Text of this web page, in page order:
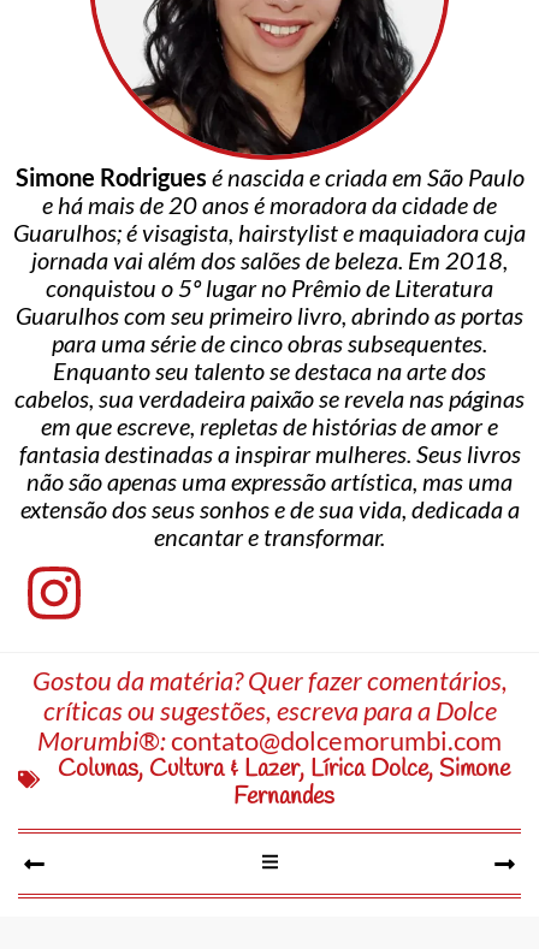
Simone Rodrigues é nascida e criada em São Paulo
e há mais de 20 anos é moradora da cidade de
Guarulhos; é visagista, hairstylist e maquiadora cuja
jornada vai além dos salões de beleza. Em 2018,
conquistou o 5º lugar no Prêmio de Literatura
Guarulhos com seu primeiro livro, abrindo as portas
para uma série de cinco obras subsequentes.
Enquanto seu talento se destaca na arte dos
cabelos, sua verdadeira paixão se revela nas páginas
em que escreve, repletas de histórias de amor e
fantasia destinadas a inspirar mulheres. Seus livros
não são apenas uma expressão artística, mas uma
extensão dos seus sonhos e de sua vida, dedicada a
encantar e transformar.
Gostou da matéria? Quer fazer comentários,
críticas ou sugestões, escreva para a Dolce
Morumbi®:contato@dolcemorumbi.com
Colunas, Cultura & Lazer, Lírica Dolce, Simone
Fernandes